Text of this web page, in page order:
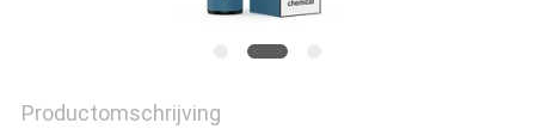
Productomschrijving